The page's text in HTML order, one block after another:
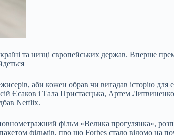
та низці європейських держав. Вперше
аби кожен обрав чи вигадав історію для
Єсаков і Тала Пристаєцька, Артем Литвиненко
Netflix.
фільм «Велика прогулянка»,
фільмів, про що Forbes стало відомо на